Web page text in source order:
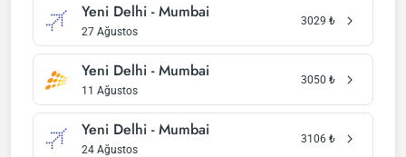
Yeni Delhi - Mumbai
27 Ağustos
3029 ₺
Yeni Delhi - Mumbai
11 Ağustos
3050 ₺
Yeni Delhi - Mumbai
24 Ağustos
3106 ₺